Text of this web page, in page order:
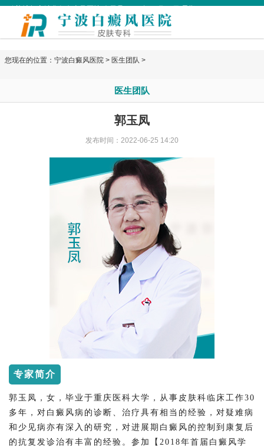
您现在的位置： 宁波白癜风医院 > 医生团队 >
医生团队
郭玉凤
发布时间：2022-06-25 14:20
专家简介
郭玉凤，女，毕业于重庆医科大学，从事皮肤科临床工作30
多年，对白癜风病的诊断、治疗具有相当的经验，对疑难病
和少见病亦有深入的研究，对进展期白癜风的控制到康复后
的抗复发诊治有丰富的经验。参加【2018年首届白癜风学